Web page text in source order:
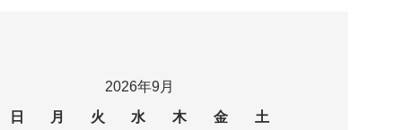
2026年9月
日
月 火 水 木 金 土